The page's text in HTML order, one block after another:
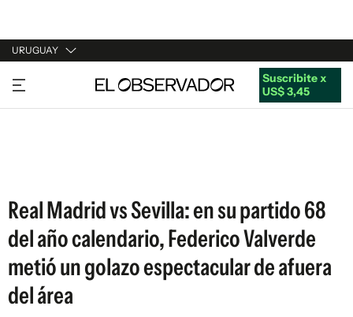
URUGUAY
URUGUAY
ARGENTINA
Suscribite x
US$ 3,45
Real Madrid vs Sevilla: en su partido 68
del año calendario, Federico Valverde
metió un golazo espectacular de afuera
del área